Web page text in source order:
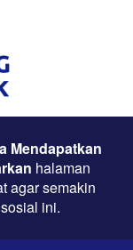
Mendapatkan
halaman
agar semakin
ini.